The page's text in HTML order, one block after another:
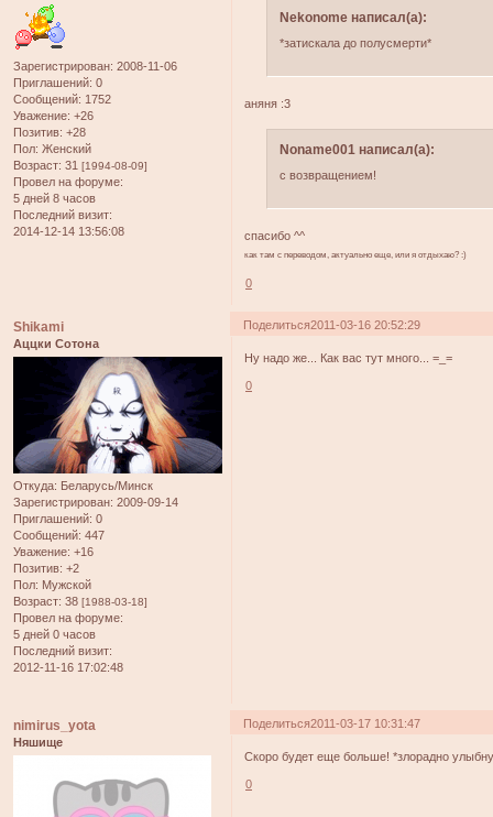
Зарегистрирован: 2008-11-06
Приглашений: 0
Сообщений: 1752
Уважение: +26
Позитив: +28
Пол: Женский
Возраст: 31 [1994-08-09]
Провел на форуме:
5 дней 8 часов
Последний визит:
2014-12-14 13:56:08
Nekonome написал(а):
*затискала до полусмерти*
аняня :3
Noname001 написал(а):
с возвращением!
спасибо ^^
как там с переводом, актуально еще, или я отдыхаю? :)
0
Поделиться2011-03-16 20:52:29
Shikami
Аццки Сотона
Откуда: Беларусь/Минск
Зарегистрирован: 2009-09-14
Приглашений: 0
Сообщений: 447
Уважение: +16
Позитив: +2
Пол: Мужской
Возраст: 38 [1988-03-18]
Провел на форуме:
5 дней 0 часов
Последний визит:
2012-11-16 17:02:48
Ну надо же... Как вас тут много... =_=
0
Поделиться2011-03-17 10:31:47
nimirus_yota
Няшище
Скоро будет еще больше! *злорадно
0